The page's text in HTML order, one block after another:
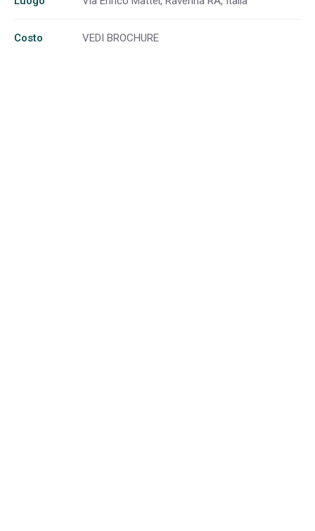
Costo VEDI BROCHURE